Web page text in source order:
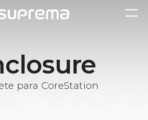
para CoreStation